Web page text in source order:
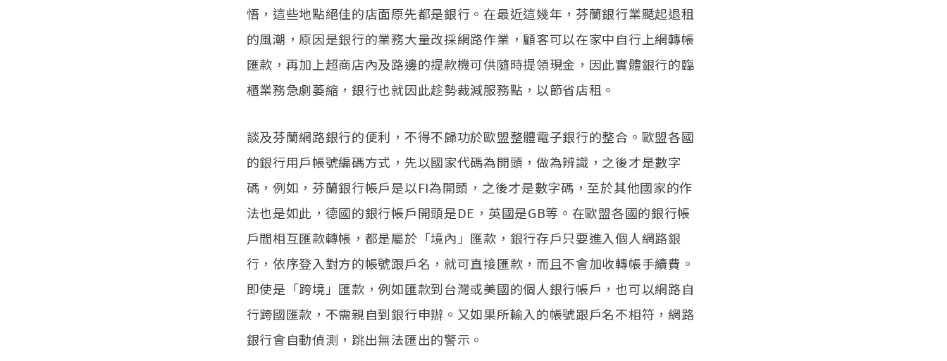
悟，這些地點絕佳的店面原先都是銀行。在最近這幾年，芬蘭銀行業颳起退租
的風潮，原因是銀行的業務大量改採網路作業，顧客可以在家中自行上網轉帳
匯款，再加上超商店內及路邊的提款機可供隨時提領現金，因此實體銀行的臨
櫃業務急劇萎縮，銀行也就因此趁勢裁減服務點，以節省店租。
談及芬蘭網路銀行的便利，不得不歸功於歐盟整體電子銀行的整合。歐盟各國
的銀行用戶帳號編碼方式，先以國家代碼為開頭，做為辨識，之後才是數字
碼，例如，芬蘭銀行帳戶是以FI為開頭，之後才是數字碼，至於其他國家的作
法也是如此，德國的銀行帳戶開頭是DE，英國是GB等。在歐盟各國的銀行帳
戶間相互匯款轉帳，都是屬於「境內」匯款，銀行存戶只要進入個人網路銀
行，依序登入對方的帳號跟戶名，就可直接匯款，而且不會加收轉帳手續費。
即使是「跨境」匯款，例如匯款到台灣或美國的個人銀行帳戶，也可以網路自
行跨國匯款，不需親自到銀行申辦。又如果所輸入的帳號跟戶名不相符，網路
銀行會自動偵測，跳出無法匯出的警示。